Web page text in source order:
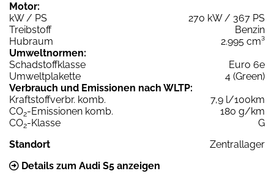
Motor:
kW / PS
270 kW / 367 PS
Treibstoff
Benzin
Hubraum
2.995 cm³
Umweltnormen:
Schadstoffklasse
Euro 6e
Umweltplakette
4 (Green)
Verbrauch und Emissionen nach WLTP:
Kraftstoffverbr. komb.
7,9 l/100km
CO2-Emissionen komb.
180 g/km
CO2-Klasse
G
Standort
Zentrallager
Details zum Audi S5 anzeigen